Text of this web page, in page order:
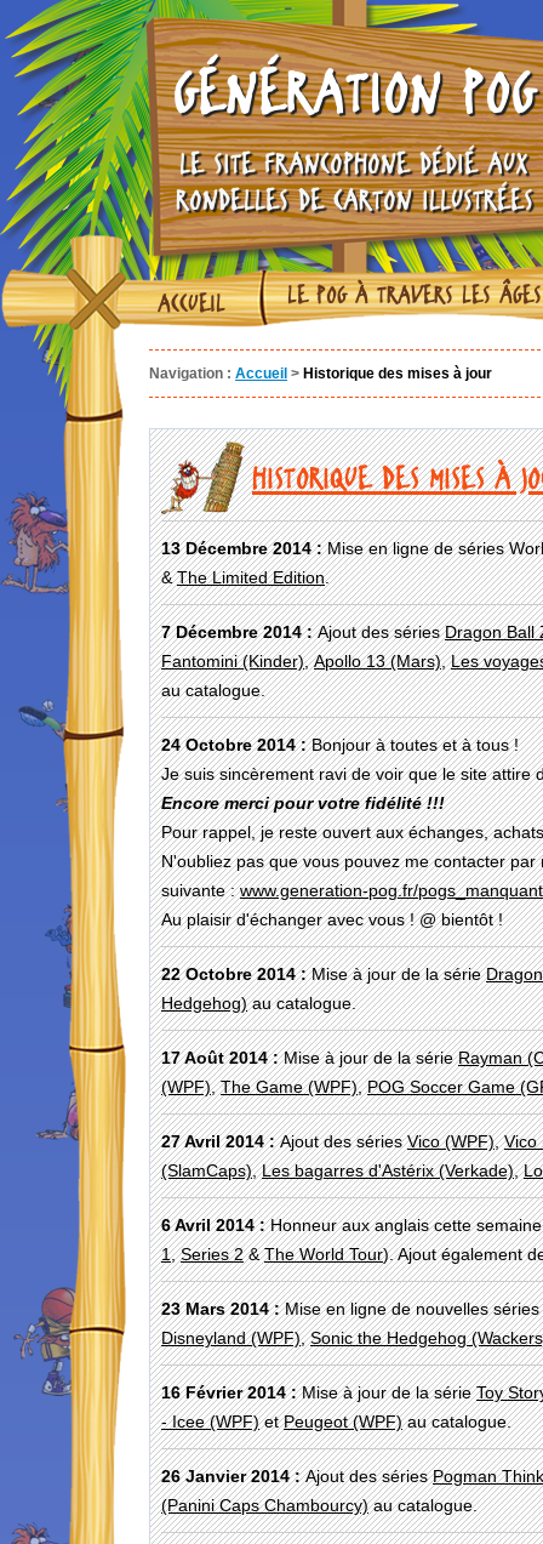
GÉNÉRATION POG
LE SITE FRANCOPHONE DÉDIÉ AUX
RONDELLES DE CARTON ILLUSTRÉES
ACCUEIL LE POG À TRAVERS LES ÂGES
Navigation : Accueil > Historique des mises à jour
HISTORIQUE DES MISES À
13 Décembre 2014 :Mise en ligne de séries
&The Limited Edition.
7 Décembre 2014 :Ajout des sériesDragon Ball
Fantomini (Kinder),Apollo 13 (Mars),Les
au catalogue.
24 Octobre 2014 :Bonjour à toutes et à tous !
Je suis sincèrement ravi de voir que le site attire
Encore merci pour votre fidélité !!!
Pour rappel, je reste ouvert aux échanges,
N'oubliez pas que vous pouvez me contacter par
suivante :www.generation-pog.fr/
Au plaisir d'échanger avec vous ! @ bientôt !
22 Octobre 2014 :Mise à jour de la série
Hedgehog)au catalogue.
17 Août 2014 :Mise à jour de la sérieRayman
(WPF),The Game (WPF),POG Soccer Game
27 Avril 2014 :Ajout des sériesVico (WPF),Vico
(SlamCaps),Les bagarres d'Astérix (Verkade),
6 Avril 2014 :Honneur aux anglais cette
1,Series 2&The World Tour). Ajout également
23 Mars 2014 :Mise en ligne de nouvelles
Disneyland (WPF),Sonic the Hedgehog
16 Février 2014 :Mise à jour de la sérieToy
- Icee (WPF)etPeugeot (WPF)au catalogue.
26 Janvier 2014 :Ajout des sériesPogman
(Panini Caps Chambourcy)au catalogue.